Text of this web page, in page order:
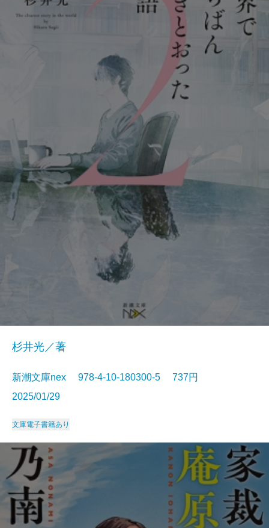
杉井光／著
新潮文庫nex 978-4-10-180300-5 737円
2025/01/29
文庫電子書籍あり